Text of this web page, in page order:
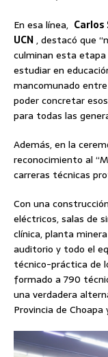
En esa línea, Carlos
UCN, destacó que
culminan esta
estudiar en
mancomunado
poder concretar
para todas las
Además, en la
reconocimiento al
carreras técnicas
Con una
eléctricos, salas de
clínica, planta
auditorio y todo el
técnico-práctica de
formado a 790
una verdadera
Provincia de Choapa